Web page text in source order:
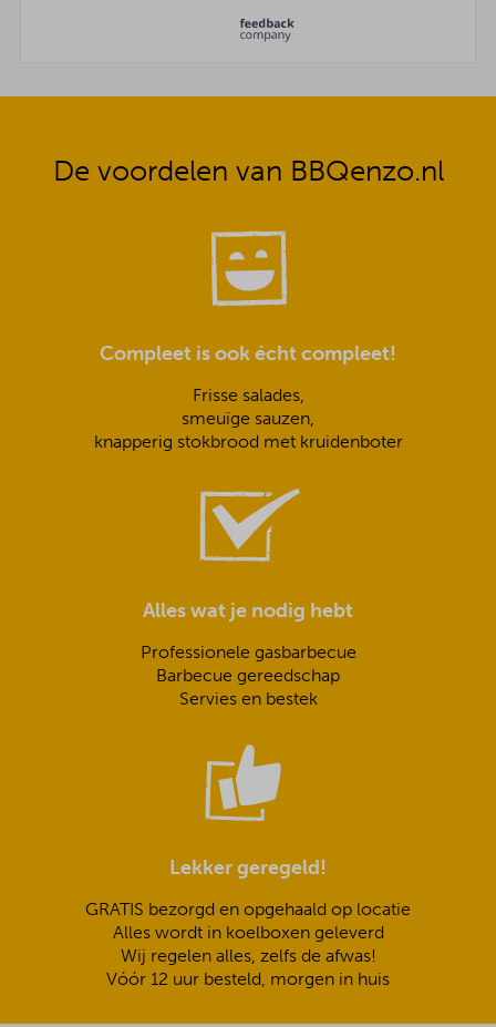
De voordelen van BBQenzo.nl
Compleet is ook écht compleet!
Frisse salades,
smeuïge sauzen,
knapperig stokbrood met kruidenboter
Alles wat je nodig hebt
Professionele gasbarbecue
Barbecue gereedschap
Servies en bestek
Lekker geregeld!
GRATIS bezorgd en opgehaald op locatie
Alles wordt in koelboxen geleverd
Wij regelen alles, zelfs de afwas!
Vóór 12 uur besteld, morgen in huis